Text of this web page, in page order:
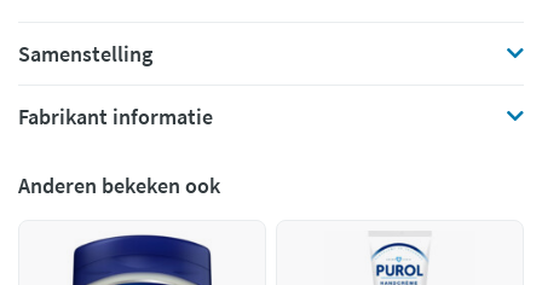
Samenstelling
Fabrikant informatie
Anderen bekeken ook